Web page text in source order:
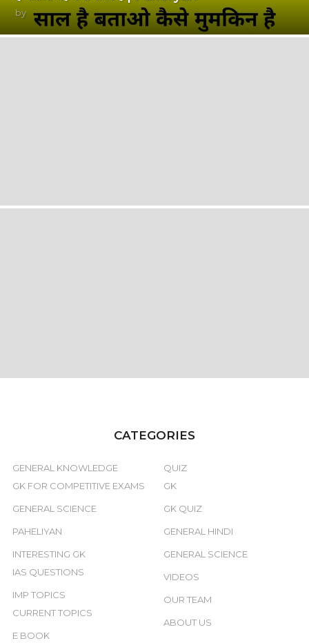
by
CATEGORIES
GENERAL KNOWLEDGE
GK FOR COMPETITIVE EXAMS
GENERAL SCIENCE
PAHELIYAN
INTERESTING GK
IAS QUESTIONS
IMP TOPICS
CURRENT TOPICS
E BOOK
QUIZ
GK
GK QUIZ
GENERAL HINDI
GENERAL SCIENCE
VIDEOS
OUR TEAM
ABOUT US